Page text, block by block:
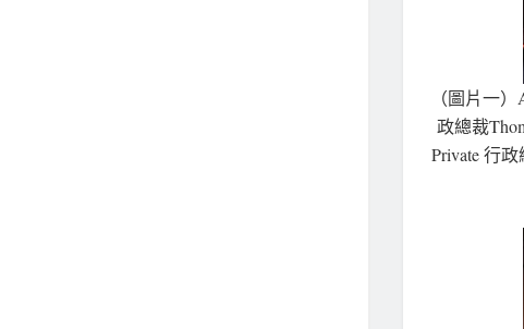
（圖片一
政總裁
Private 行